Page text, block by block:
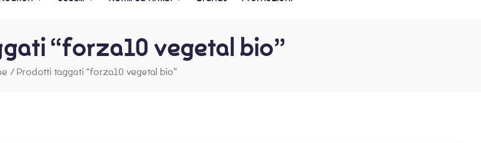
“forza10 vegetal bio”
/ Prodotti taggati “forza10 vegetal bio”